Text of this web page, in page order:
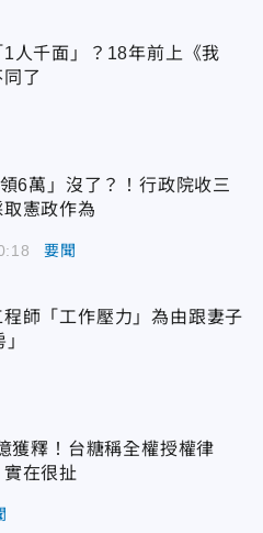
人千面」？18年前上《我
了
6萬」沒了？！行政院收三
憲政作為
要聞
師「工作壓力」為由跟妻子
獲釋！台糖稱全權授權律
在很扯